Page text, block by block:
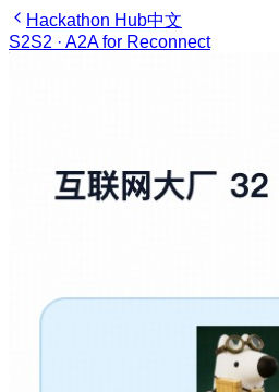
Hackathon Hub中文
S2S2 · A2A for Reconnect